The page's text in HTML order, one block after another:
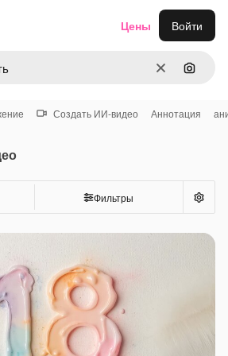
ОчиститьПоиск
Цены Войти
Создать ИИ-видео Аннотация
Фильтры